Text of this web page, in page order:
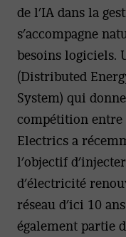
de l’IA dans la
s’accompagne
besoins logiciels.
(Distributed
System) qui
compétition entre
Electrics a
l’objectif
d’électricité
réseau d’ici 10
également partie